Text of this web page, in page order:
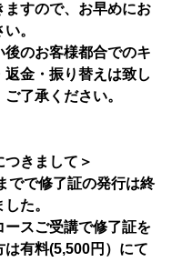
ますので、お早めにお
。
のお客様都合でのキ
返金・振り替えは致し
了承ください。
つきまして＞
でで修了証の発行は終
た。
スご受講で修了証を
は有料(5,500円）にて